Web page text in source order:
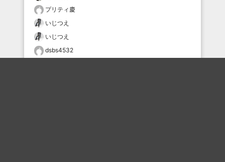
プリティ慶
いじつえ
いじつえ
dsbs4532